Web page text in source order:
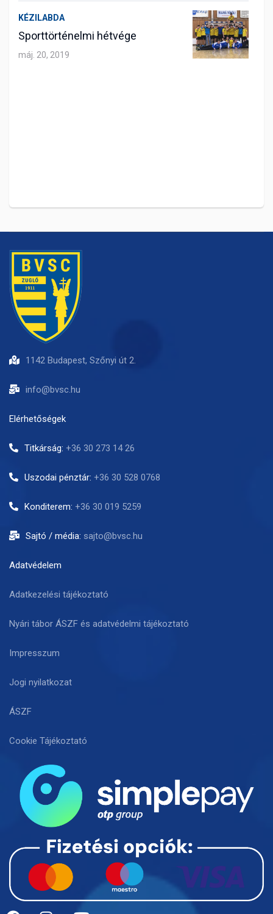
KÉZILABDA
Sporttörténelmi hétvége
máj. 20, 2019
1142 Budapest, Szőnyi út 2.
info@bvsc.hu
Elérhetőségek
Titkárság: +36 30 273 14 26
Uszodai pénztár: +36 30 528 0768
Konditerem: +36 30 019 5259
Sajtó / média: sajto@bvsc.hu
Adatvédelem
Adatkezelési tájékoztató
Nyári tábor ÁSZF és adatvédelmi tájékoztató
Impresszum
Jogi nyilatkozat
ÁSZF
Cookie Tájékoztató